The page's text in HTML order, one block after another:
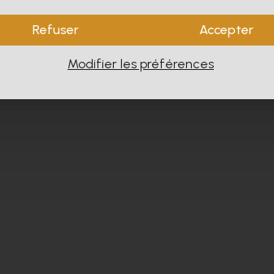
Refuser Accepter
Modifier les préférences